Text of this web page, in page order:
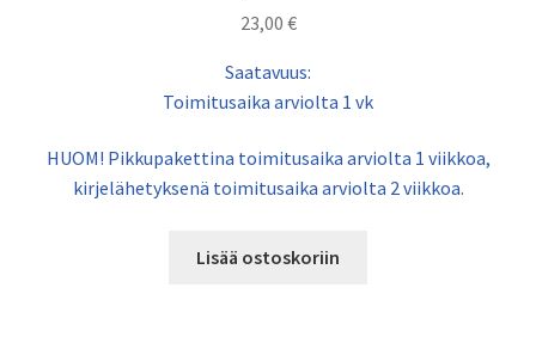
23,00 €
Saatavuus:
Toimitusaika arviolta 1 vk
HUOM! Pikkupakettina toimitusaika arviolta 1 viikkoa,
kirjelähetyksenä toimitusaika arviolta 2 viikkoa.
Lisää ostoskoriin